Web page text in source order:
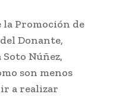
la Promoción de
Donante,
Núñez,
son menos
a realizar